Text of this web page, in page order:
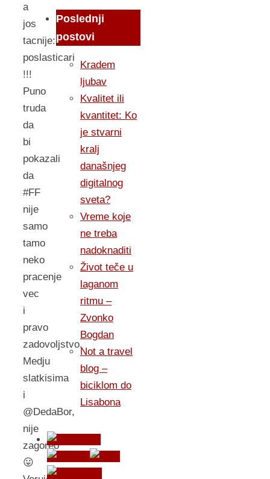
a
jos
tacnije:
poslasticari
!!!
Puno
truda
da
bi
pokazali
da
#FF
nije
samo
tamo
neko
pracenje
vec
i
pravo
zadovoljstvo.
Medju
slatkisima
i
@DedaBor,
nije
zagoreo
😛
Poslednji
postovi
Kradem
ljubav
Kvalitet ili
kvantitet: Ko
je stvarni
kralj
današnjeg
digitalnog
sveta?
Vreme koje
ne treba
nadoknaditi
Život teče u
laganom
ritmu –
Zvonko
Bogdan
Not a travel
blog –
biciklom do
Lisabona